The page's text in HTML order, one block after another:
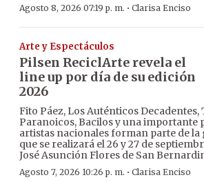
Agosto 8, 2026 07:19 p. m. · Clarisa Enciso
Arte y Espectáculos
Pilsen ReciclArte revela el
line up por día de su edición
2026
Fito Páez, Los Auténticos Decadentes,
Paranoicos, Bacilos y una importante
artistas nacionales forman parte de la
que se realizará el 26 y 27 de
José Asunción Flores de San
Agosto 7, 2026 10:26 p. m. · Clarisa Enciso